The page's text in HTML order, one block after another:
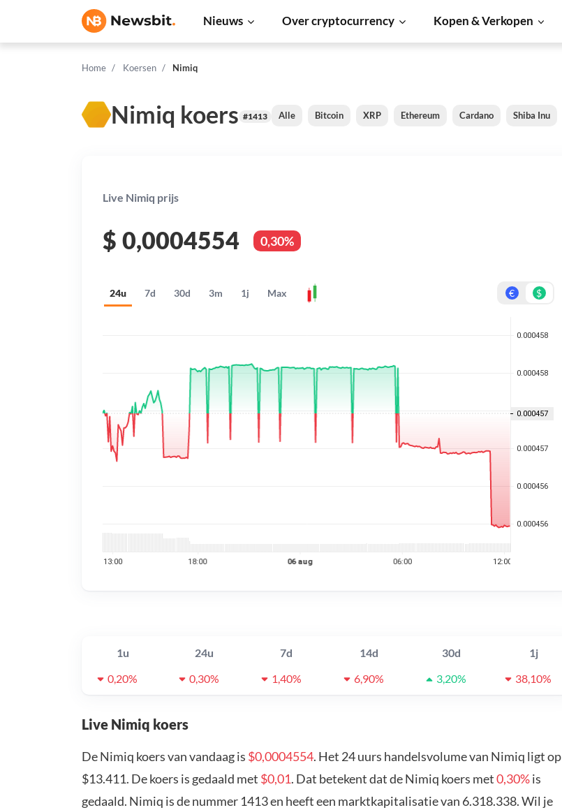
Nieuws Over cryptocurrency Kopen & Verkopen
Home Koersen Nimiq
Nimiq koers #1413 Alle Bitcoin XRP Ethereum Cardano Shiba Inu
Live Nimiq prijs
$ 0,0004554 0,30%
24u 7d 30d 3m 1j Max € $
1u 24u 7d 14d 30d
1j
0,20%
0,30% 1,40% 6,90% 3,20% 38,10%
Live Nimiq koers
De Nimiq koers van vandaag is $0,0004554. Het 24 uurs handelsvolume van Nimiq ligt op
$13.411. De koers is gedaald met $0,01. Dat betekent dat de Nimiq koers met0,30%is
gedaald. Nimiq is de nummer 1413 en heeft een marktkapitalisatie van 6.318.338. Wil je